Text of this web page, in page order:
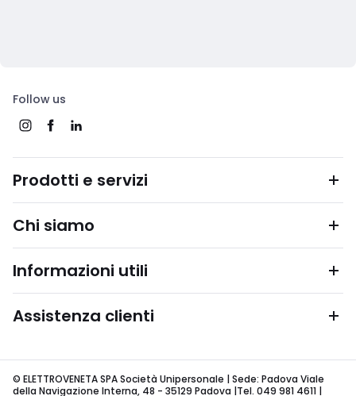
Follow us
Prodotti e servizi
Chi siamo
Informazioni utili
Assistenza clienti
© ELETTROVENETA SPA Società Unipersonale | Sede: Padova Viale
della Navigazione Interna, 48 - 35129 Padova |Tel. 049 981 4611 |